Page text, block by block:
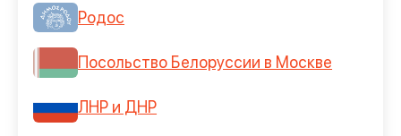
Родос
Посольство Белоруссии в Москве
ЛНР и ДНР